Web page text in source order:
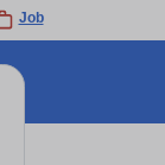
Job